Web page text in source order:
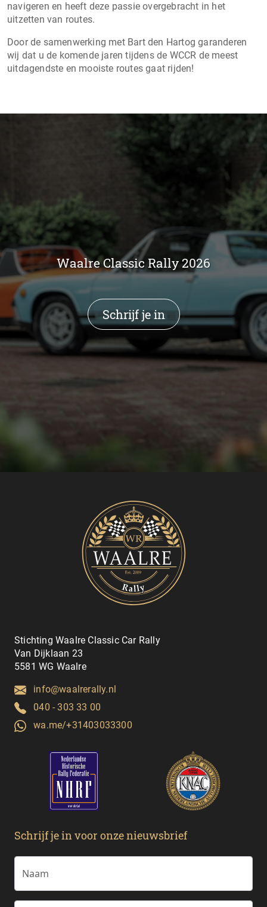
navigeren en heeft deze passie overgebracht in het
uitzetten van routes.
Door de samenwerking met Bart den Hartog garanderen
wij dat u de komende jaren tijdens de WCCR de meest
uitdagendste en mooiste routes gaat rijden!
Waalre Classic Rally 2026
Schrijf je in
Stichting Waalre Classic Car Rally
Van Dijklaan 23
5581 WG Waalre
info@waalrerally.nl
040 - 303 33 00
wa.me/+31403033300
Schrijf je in voor onze nieuwsbrief
Naam